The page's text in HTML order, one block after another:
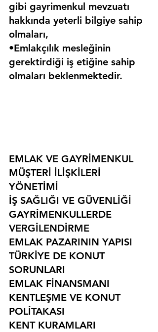
gibi gayrimenkul mevzuatı
hakkında yeterli bilgiye sahip
olmaları,
•Emlakçılık mesleğinin
gerektirdiği iş etiğine sahip
olmaları beklenmektedir.
EMLAK VE GAYRİMENKUL
MÜŞTERİ İLİŞKİLERİ
YÖNETİMİ
İŞ SAĞLIĞI VE GÜVENLİĞİ
GAYRİMENKULLERDE
VERGİLENDİRME
EMLAK PAZARININ YAPISI
TÜRKİYE DE KONUT
SORUNLARI
EMLAK FİNANSMANI
KENTLEŞME VE KONUT
POLİTAKASI
KENT KURAMLARI